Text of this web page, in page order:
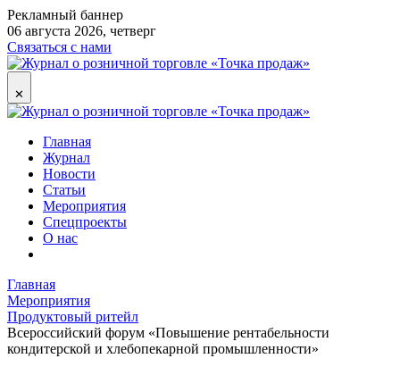
Рекламный баннер
06 августа 2026, четверг
Связаться с нами
✕
Главная
Журнал
Новости
Статьи
Мероприятия
Спецпроекты
О нас
Главная
Мероприятия
Продуктовый ритейл
Всероссийский форум «Повышение рентабельности
кондитерской и хлебопекарной промышленности»